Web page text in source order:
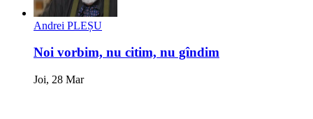
Andrei PLEȘU
Noi vorbim, nu citim, nu gîndim
Joi, 28 Mar